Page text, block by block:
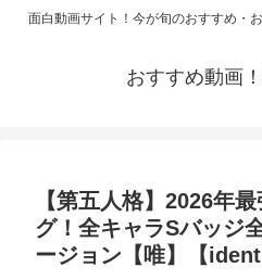
面白動画サイト！今が旬のおすすめ・
おすすめ動画
【第五人格】2026年
グ！全キャラSバッジ
ージョン【唯】【